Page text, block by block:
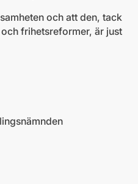
och att den, tack
frihetsreformer, är just